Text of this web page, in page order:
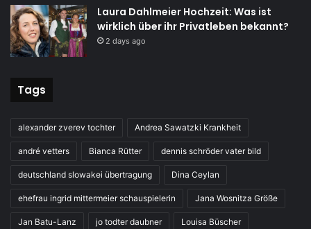
Laura Dahlmeier Hochzeit: Was ist
wirklich über ihr Privatleben bekannt?
2 days ago
Tags
alexander zverev tochter Andrea Sawatzki Krankheit
andré vetters Bianca Rütter dennis schröder vater bild
deutschland slowakei übertragung Dina Ceylan
ehefrau ingrid mittermeier schauspielerin Jana Wosnitza Größe
Jan Batu-Lanz jo todter daubner Louisa Büscher